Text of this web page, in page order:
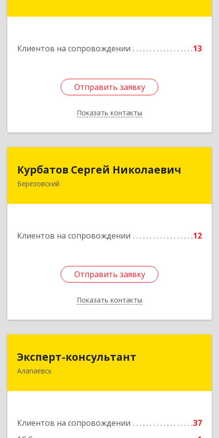
Клиентов на сопровождении 13
Отправить заявку
Показать контакты
Отправить заявку
Назад
Курбатов Сергей Николаевич
Березовский
Клиентов на сопровождении 12
Отправить заявку
Показать контакты
Курбатов Сергей Николаевич
Отправить заявку
Назад
Эксперт-консультант
Алапаевск
Клиентов на сопровождении
37
624600, Свердловская обл, Алапаевск г,